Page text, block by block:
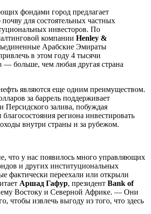
фондами город предлагает
для состоятельных частных
инвесторов. По
компании Henley &
Арабские Эмираты
в этом году 4 тысячи
— больше, чем любая другая страна
являются еще одним преимуществом.
за баррель поддерживает
Персидского залива, побуждая
региона инвестировать
внутри страны и за рубежом.
что у нас появилось много управляющих
и других институциональных
фактически переехали или открыли
Аршад Гафур, президент Bank of
Востоку и Северной Африке. — Они
чтобы извлечь выгоду из того, что здесь